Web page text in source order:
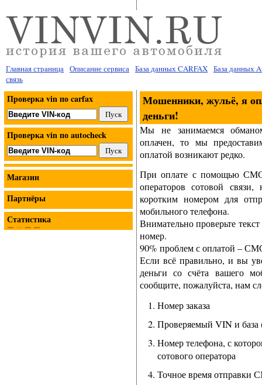
Главная страница Описание сервиса База данных CARFAX База данных
связь
Проверка vin по carfax
Проверка vin по autocheck
Магазин
Партнёры
Статистика
Мошенники, жульё, я
деньги!
Мы не занимаемся
оплачен, то мы
оплатой возникают редко.
При оплате с помощью
операторов сотовой
коротким номером для
мобильного телефона.
Внимательно проверьте
номер.
90% проблем с оплатой –
Если всё правильно, и вы
деньги со счёта вашего
сообщите, пожалуйста, нам
Номер заказа
Проверяемый VIN и база
Номер телефона, с
сотового оператора
Точное время отправки